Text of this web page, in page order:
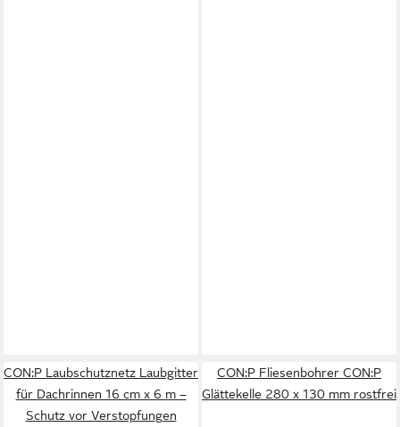
CON:P Laubschutznetz Laubgitter
für Dachrinnen 16 cm x 6 m –
Schutz vor Verstopfungen
CON:P Fliesenbohrer CON:P
Glättekelle 280 x 130 mm rostfrei